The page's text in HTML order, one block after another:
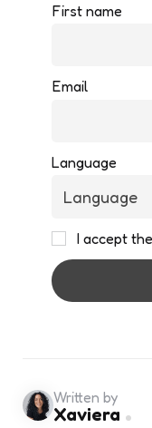
First name
Email
Language
I accept
Written by
Xaviera